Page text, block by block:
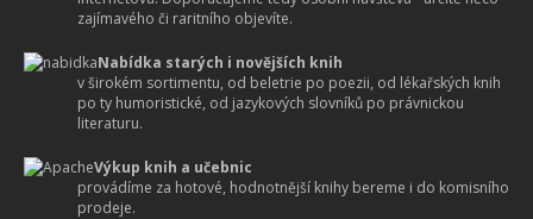
zajímavého či raritního objevíte.
Nabídka starých i novějších knih
v širokém sortimentu, od beletrie po poezii, od lékařských knih
po ty humoristické, od jazykových slovníků po právnickou
literaturu.
Výkup knih a učebnic
provádíme za hotové, hodnotnější knihy bereme i do komisního
prodeje.